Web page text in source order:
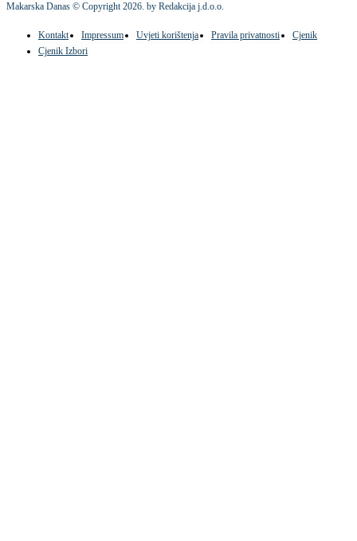
Makarska Danas © Copyright2026. by Redakcija j.d.o.o.
Kontakt Impressum Uvjeti korištenja Pravila privatnosti
Cjenik
Cjenik Izbori